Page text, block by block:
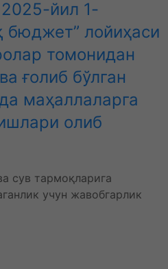
йил 1-
бюджет” лойиҳаси
томонидан
ғолиб бўлган
маҳаллаларга
олиб